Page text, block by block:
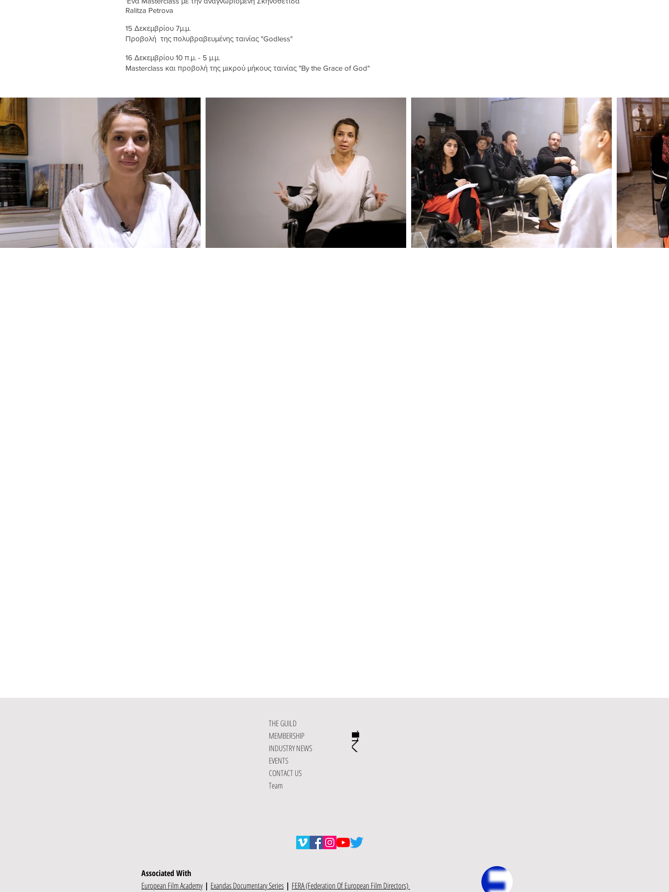
Ralitza Petrova
15 Δεκεμβρίου 7μ.μ.
Προβολή της πολυβραβευμένης ταινίας "Godless"
16 Δεκεμβρίου 10 π.μ. - 5 μ.μ.
Masterclass και προβολή της μικρού μήκους ταινίας "By the Grace of God"
THE GUILD
MEMBERSHIP
INDUSTRY NEWS
EVENTS
CONTACT US
Team
Associated With
European Film Academy | Exandas Documentary Series | FERA (Federation Of European Film Directors)